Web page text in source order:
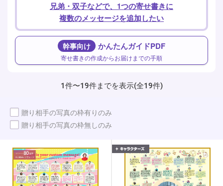
兄弟・双子などで、1つの寄せ書きに
複数のメッセージを追加したい
幹事向け かんたんガイドPDF
寄せ書きの作成からお届けまでの手順
1件〜19件までを表示(全19件)
贈り相手の写真の枠有りのみ
贈り相手の写真の枠無しのみ